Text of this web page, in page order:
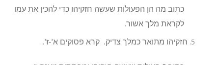
כתוב מה הן הפעולות שעשה חזקיהו כדי להכין את עמו
לקראת מלך אשור.
חזקיהו מתואר כמלך צדיק. קרא פסוקים א’-ז’.